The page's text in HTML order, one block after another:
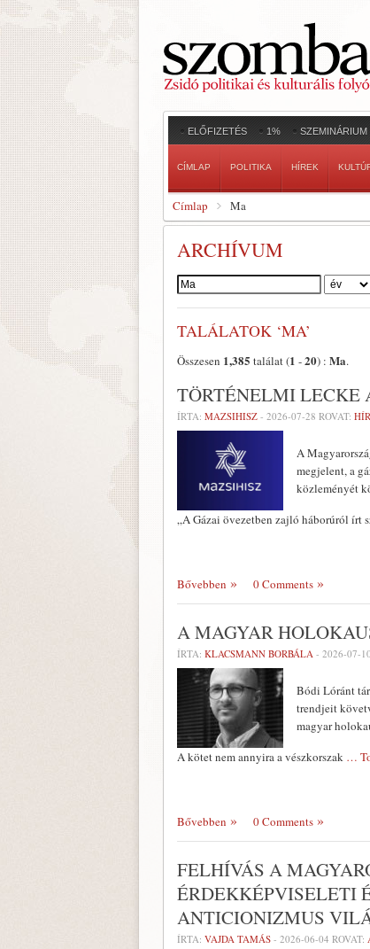
ELŐFIZETÉS 1% SZEMINÁRIUM
CÍMLAP POLITIKA HÍREK
Címlap Ma
ARCHÍVUM
Szerző:
TALÁLATOK ‘MA’
Összesen 1,385 találat (1 -20) : Ma.
TÖRTÉNELMI LECKE
ÍRTA: MAZSIHISZ - 2026-07-28 ROVAT:
A
megjelent, a
közleményét
„A Gázai övezetben zajló háborúról írt
Bővebben 0 Comments
A MAGYAR
ÍRTA: KLACSMANN BORBÁLA - 2026-07-10
Bódi Lóránt
trendjeit
magyar
A kötet nem annyira a vészkorszak …
Bővebben 0 Comments
FELHÍVÁS A
ÉRDEKKÉPVISELETI
ANTICIONIZMUS
ÍRTA: VAJDA TAMÁS - 2026-06-04 ROVAT: